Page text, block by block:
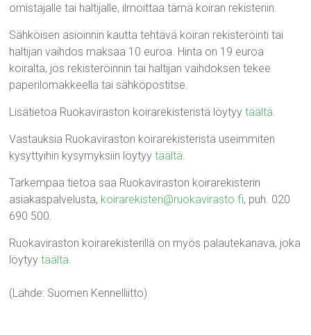
omistajalle tai haltijalle, ilmoittaa tämä koiran rekisteriin.
Sähköisen asioinnin kautta tehtävä koiran rekisteröinti tai
haltijan vaihdos maksaa 10 euroa. Hinta on 19 euroa
koiralta, jos rekisteröinnin tai haltijan vaihdoksen tekee
paperilomakkeella tai sähköpostitse.
Lisätietoa Ruokaviraston koirarekisteristä löytyytäältä.
Vastauksia Ruokaviraston koirarekisteristä useimmiten
kysyttyihin kysymyksiin löytyytäältä.
Tarkempaa tietoa saa Ruokaviraston koirarekisterin
asiakaspalvelusta, koirarekisteri@ruokavirasto.fi, puh. 020
690 500.
Ruokaviraston koirarekisterillä on myös palautekanava, joka
löytyytäältä.
(Lähde: Suomen Kennelliitto)